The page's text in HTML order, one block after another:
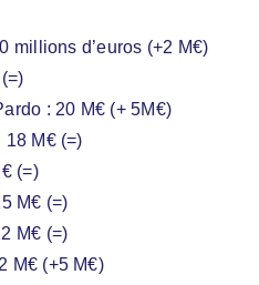
millions d’euros (+2 M€)
: 20 M€ (+ 5M€)
18 M€ (=)
(=)
M€ (=)
M€ (=)
M€ (+5 M€)